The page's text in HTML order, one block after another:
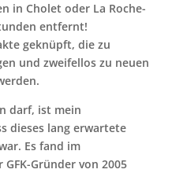
in Cholet oder La Roche-
entfernt!
geknüpft, die zu
und zweifellos zu neuen
darf, ist mein
dieses lang erwartete
Es fand im
Gründer von 2005